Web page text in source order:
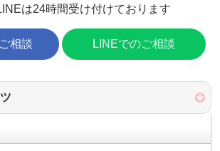
は24時間受け付けております
相談 LINEでのご相談